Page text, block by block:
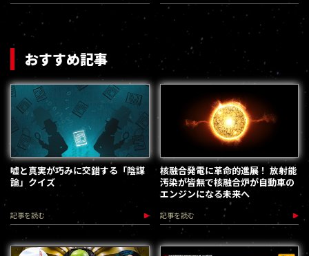
おすすめ記事
嘘と真実が巧みに交錯する「陰謀
論」クイズ
記事を読む
核融合発電に革命的進展！ 放射能
汚染が皆無で核融合炉が自動車の
エンジンになる未来へ
記事を読む